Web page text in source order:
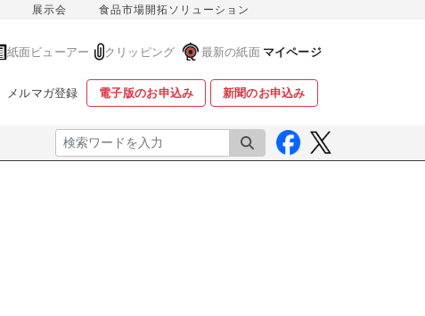
展示会 食品市場開拓ソリューション
紙面ビューアー クリッピング 最新の紙面 マイページ
メルマガ登録 電子版のお申込み 新聞のお申込み
検索